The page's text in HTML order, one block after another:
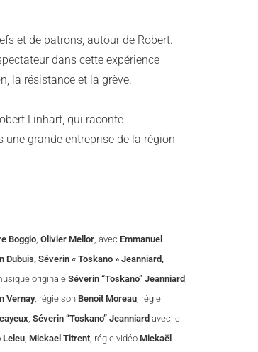
et de patrons, autour de Robert.
dans cette expérience
la résistance et la grève.
Linhart, qui raconte
une grande entreprise de la région
Boggio, Olivier Mellor, avec Emmanuel
Séverin « Toskano » Jeanniard,
originale Séverin “Toskano” Jeanniard ,
Vernay, régie son Benoit Moreau, régie
, Séverin “Toskano” Jeanniard avec le
Leleu, Mickael Titrent, régie vidéo Mickaël